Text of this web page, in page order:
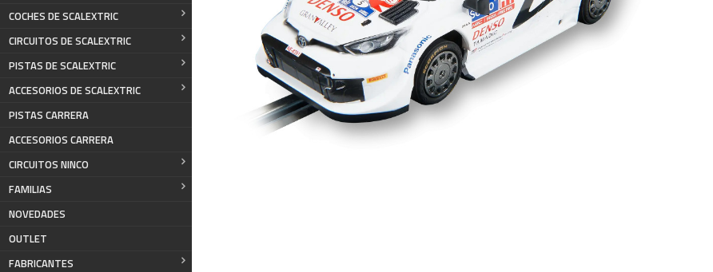
COCHES DE SCALEXTRIC
CIRCUITOS DE SCALEXTRIC
PISTAS DE SCALEXTRIC
ACCESORIOS DE SCALEXTRIC
PISTAS CARRERA
ACCESORIOS CARRERA
CIRCUITOS NINCO
FAMILIAS
NOVEDADES
OUTLET
FABRICANTES